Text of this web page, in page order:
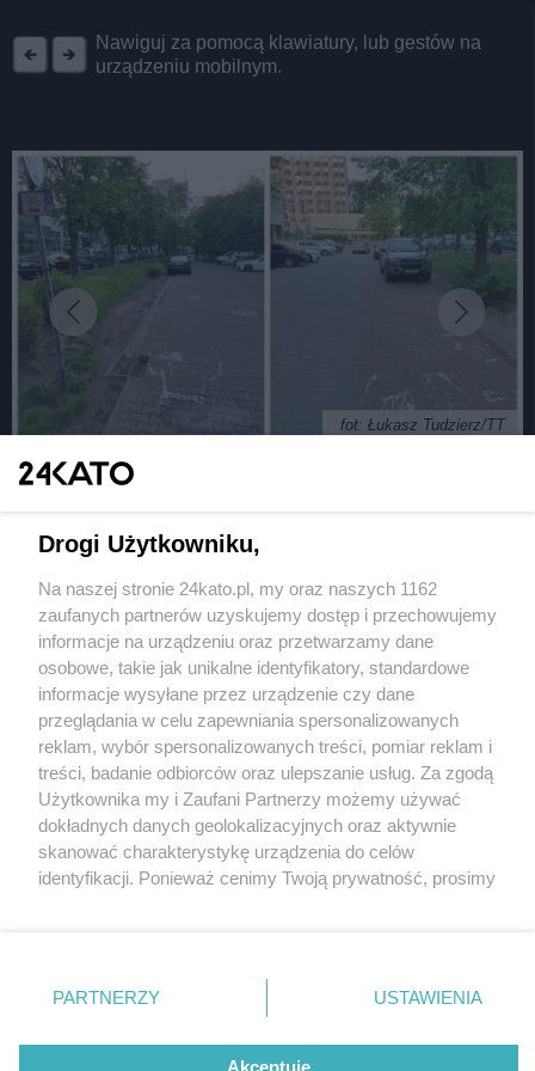
Nawiguj za pomocą klawiatury, lub gestów na
urządzeniu mobilnym.
fot: Łukasz Tudzierz/TT
centrum Katowic parkują auta. Wszyscy mają to
1 / 2
Droga rowerowa
Uniwersytecka, Katowice
Droga rowerowa Uniwersytecka, Katowice
Wydawca mediów lokalnych
Nie zapomnij
zapoznać się z:
polityką prywatności regulamin korzystania z portali
Twojemiasto
Piekary Śląskie
Chorzów
Tarnowskie Góry
Gliwice
Skontakuj sięz nami
Kontakt
Wydawca
Redakcja
Drogi Użytkowniku,
Na naszej stronie 24kato.pl, my oraz naszych 1162
zaufanych partnerów uzyskujemy dostęp i przechowujemy
informacje na urządzeniu oraz przetwarzamy dane
osobowe, takie jak unikalne identyfikatory, standardowe
informacje wysyłane przez urządzenie czy dane
przeglądania w celu zapewniania spersonalizowanych
reklam, wybór spersonalizowanych treści, pomiar reklam i
treści, badanie odbiorców oraz ulepszanie usług. Za zgodą
Użytkownika my i Zaufani Partnerzy możemy używać
dokładnych danych geolokalizacyjnych oraz aktywnie
skanować charakterystykę urządzenia do celów
identyfikacji. Ponieważ cenimy Twoją prywatność, prosimy
prywatności znajdujący się w lewym dolnym rogu strony
. Niektóre rodzaje przetwarzania danych nie wymagają
zgody użytkownika, ale masz prawo sprzeciwić się
takiemu przetwarzaniu. Preferencje będą miały
PARTNERZY USTAWIENIA
Akceptuję